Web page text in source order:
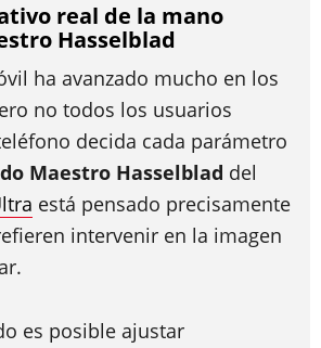
real de la mano
Hasselblad
ha avanzado mucho en los
no todos los usuarios
decida cada parámetro
Maestro Hasselblad del
está pensado precisamente
intervenir en la imagen
es posible ajustar